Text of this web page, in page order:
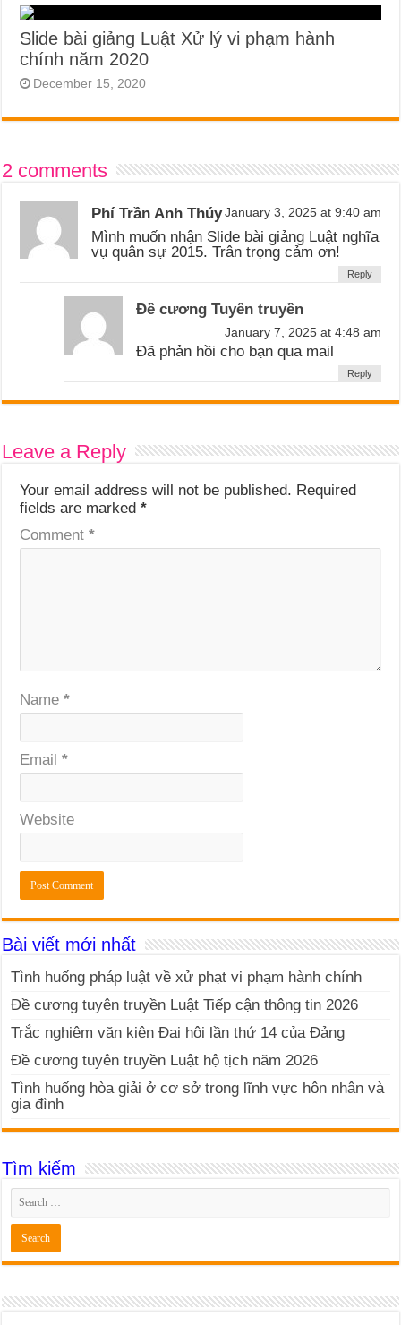
Slide bài giảng Luật Xử lý vi phạm hành
chính năm 2020
December 15, 2020
2 comments
Phí Trần Anh ThúyJanuary 3, 2025 at 9:40 am
Mình muốn nhận Slide bài giảng Luật nghĩa
vụ quân sự 2015. Trân trọng cảm ơn!
Reply
Đề cương Tuyên truyền
January 7, 2025 at 4:48 am
Đã phản hồi cho bạn qua mail
Reply
Leave a Reply
Your email address will not be published. Required
fields are marked*
Comment*
Name*
Email*
Website
Bài viết mới nhất
Tình huống pháp luật về xử phạt vi phạm hành chính
Đề cương tuyên truyền Luật Tiếp cận thông tin 2026
Trắc nghiệm văn kiện Đại hội lần thứ 14 của Đảng
Đề cương tuyên truyền Luật hộ tịch năm 2026
Tình huống hòa giải ở cơ sở trong lĩnh vực hôn nhân và
gia đình
Tìm kiếm